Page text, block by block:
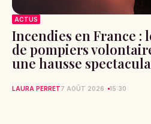
ACTUS
Incendies en France :
de pompiers
une hausse
LAURA PERRET7 AOÛT 2026 15:30